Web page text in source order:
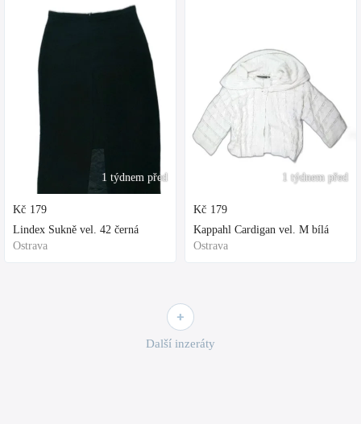
1 týdnem před
Kč 179
Lindex Sukně vel. 42 černá
Ostrava
1 týdnem před
Kč 179
Kappahl Cardigan vel. M bílá
Ostrava
Další inzeráty